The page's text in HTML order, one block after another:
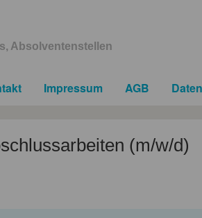
Absolventenstellen
Impressum AGB
(m/w/d)